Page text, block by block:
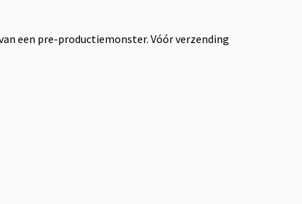
een pre-productiemonster. Vóór verzending